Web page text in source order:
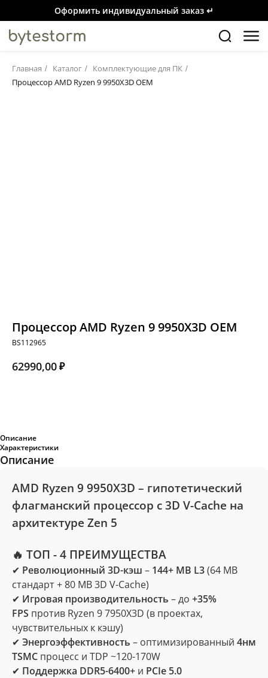
Оформить индивидуальный заказ ↵
Главная / Каталог / Комплектующие для ПК /
Процессор AMD Ryzen 9 9950X3D OEM
Процессор AMD Ryzen 9 9950X3D OEM
BS112965
62990,00₽
Описание
Характеристики
Описание
AMD Ryzen 9 9950X3D – гипотетический
флагманский процессор с 3D V-Cache на
архитектуре Zen 5
🔥 ТОП - 4 ПРЕИМУЩЕСТВА
✔ Революционный 3D-кэш – 144+ MB L3(64 MB
стандарт + 80 MB 3D V-Cache)
✔ Игровая производительность – до +35%
FPS против Ryzen 9 7950X3D (в проектах,
чувствительных к кэшу)
✔ Энергоэффективность – оптимизированный 4нм
TSMC процесс и TDP ~120-170W
✔ Поддержка DDR5-6400+ и PCIe 5.0